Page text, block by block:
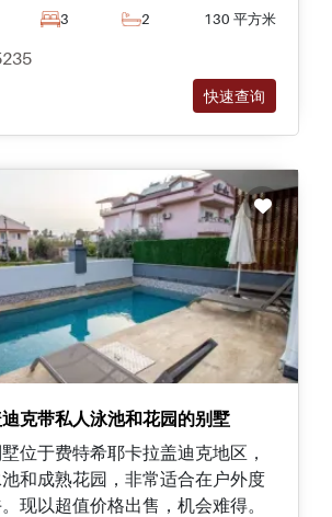
3 2 130 平方米
快速查询
克带私人泳池和花园的别墅
位于费特希耶卡拉盖迪克地区，
和成熟花园，非常适合在户外度
现以超值价格出售，机会难得。